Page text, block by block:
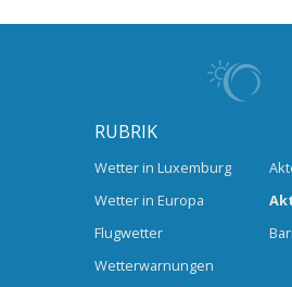
RUBRIK
Wetter in Luxemburg
Wetter in Europa
Flugwetter
Wetterwarnungen